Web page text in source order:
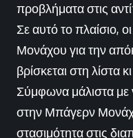
προβλήματα στις
Σε αυτό το πλαίσιο,
Μονάχου για την
βρίσκεται στη
Σύμφωνα μάλιστα με
στην Μπάγερν
στασιμότητα στις